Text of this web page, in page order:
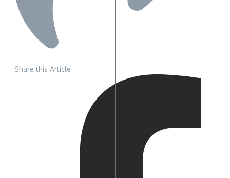
Share this Article